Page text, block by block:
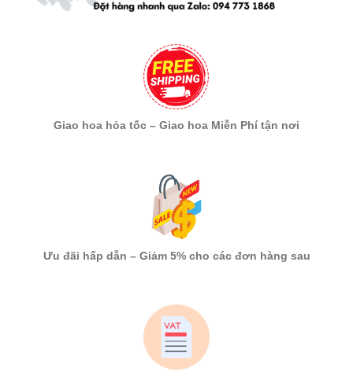
Giao hoa hỏa tốc – Giao hoa Miễn Phí tận nơi
Ưu đãi hấp dẫn – Giảm 5% cho các đơn hàng sau